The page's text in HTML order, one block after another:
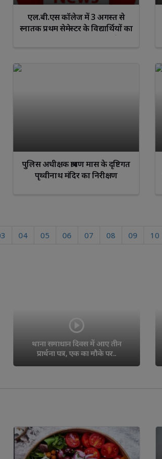
एल.बी.एस कॉलेज में 3 अगस्त से
स्नातक प्रथम सेमेस्टर के विद्यार्थियों का
पुलिस अधीक्षक श्रावण मास के दृष्टिगत
पृथ्वीनाथ मंदिर का निरीक्षण
04 05 06 07 08 09 10
महोबा की दिव्यांशी गुप्ता बनीं "मिस
बुंदेलखंड 2026" की विजेता, जालौन
की..